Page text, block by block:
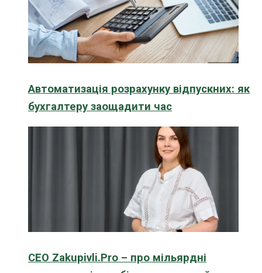
Автоматизація розрахунку відпускних: як
бухгалтеру заощадити час
CEO Zakupivli.Pro – про мільярдні